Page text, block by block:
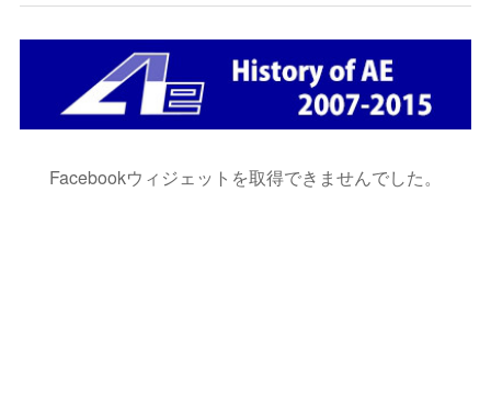
Facebookウィジェットを取得できませんでした。